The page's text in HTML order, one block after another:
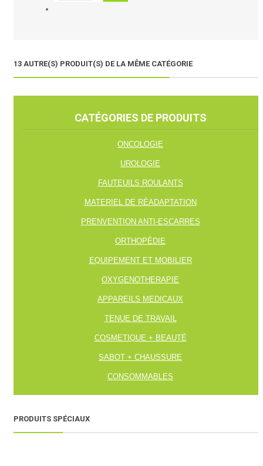
13 AUTRE(S) PRODUIT(S) DE LA MÊME CATÉGORIE
CATÉGORIES DE PRODUITS
ONCOLOGIE
UROLOGIE
FAUTEUILS ROULANTS
MATERIEL DE RÉADAPTATION
PRENVENTION ANTI-ESCARRES
ORTHOPÉDIE
EQUIPEMENT ET MOBILIER
OXYGENOTHERAPIE
APPAREILS MEDICAUX
TENUE DE TRAVAIL
COSMETIQUE + BEAUTÉ
SABOT + CHAUSSURE
CONSOMMABLES
PRODUITS SPÉCIAUX